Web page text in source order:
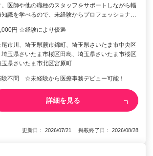
。医師や他の職種のスタッフをサポートしながら幅
知識を学べるので、未経験からプロフェッショナ…
円 ☆経験により優遇
尾市川、埼玉県蕨市錦町、埼玉県さいたま市中央区
埼玉県さいたま市桜区田島、埼玉県さいたま市桜区
玉県さいたま市北区宮原町
験不問 ☆未経験から医療事務デビュー可能！
詳細を見る
更新日： 2026/07/21 掲載終了日： 2026/08/28